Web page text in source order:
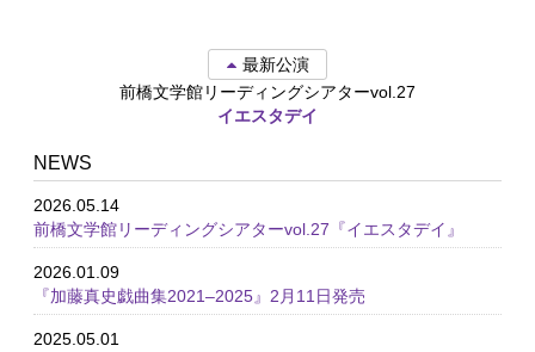
最新公演
前橋文学館リーディングシアターvol.27
イエスタデイ
NEWS
2026.05.14
前橋文学館リーディングシアターvol.27『イエスタデイ』
2026.01.09
『加藤真史戯曲集2021–2025』2月11日発売
2025.05.01